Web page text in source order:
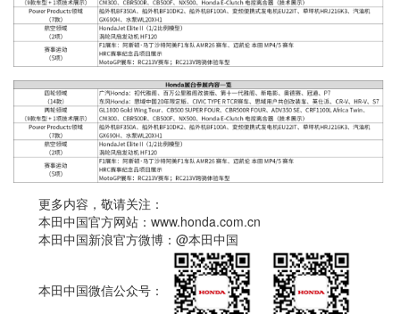
更多内容，敬请关注：
本田中国官方网站：www.honda.com.cn
本田中国新浪官方微博：@本田中国
本田中国微信公众号：